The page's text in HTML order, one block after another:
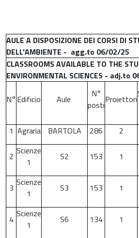
AULE A DISPOSIZIONE DEI CORSI DI
DELL'AMBIENTE - agg.to 06/02/25
CLASSROOMS AVAILABLE TO THE
ENVIRONMENTAL SCIENCES - adj.to
N° Edificio Aule
N°
postiProiettori
1 Agraria BARTOLA 286 2
2 Scienze
1
S2 153 1
3 Scienze
1
S3 153 1
4 Scienze
1
S6 134 1